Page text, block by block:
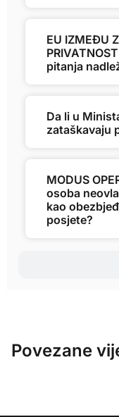
EU IZMEĐU
pitanja
Da li u
zataškavaju
MODUS
osoba
kao
posjete?
Povezane